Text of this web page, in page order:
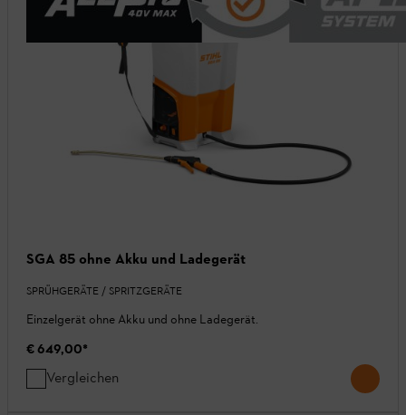
SGA 85 ohne Akku und Ladegerät
SPRÜHGERÄTE / SPRITZGERÄTE
Einzelgerät ohne Akku und ohne Ladegerät.
€ 649,00*
Vergleichen